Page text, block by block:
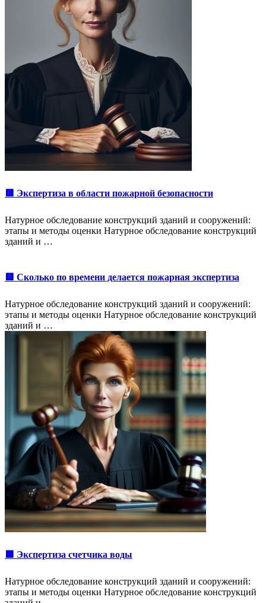
🟥 Экспертиза в области пожарной безопасности
Натурное обследование конструкций зданий и сооружений:
этапы и методы оценки Натурное обследование конструкций
зданий и …
🟥 Сколько по времени делается пожарная экспертиза
Натурное обследование конструкций зданий и сооружений:
этапы и методы оценки Натурное обследование конструкций
зданий и …
🟩 Экспертиза счетчика воды
Натурное обследование конструкций зданий и сооружений:
этапы и методы оценки Натурное обследование конструкций